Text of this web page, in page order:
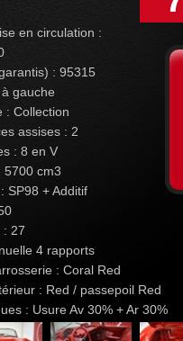
en circulation :
: 95315
gauche
: Collection
assises : 2
: 8 en V
5700 cm3
SP98 + Additif
: 27
4 rapports
: Coral Red
: Red / passepoil Red
: Usure Av 30% + Ar 30%